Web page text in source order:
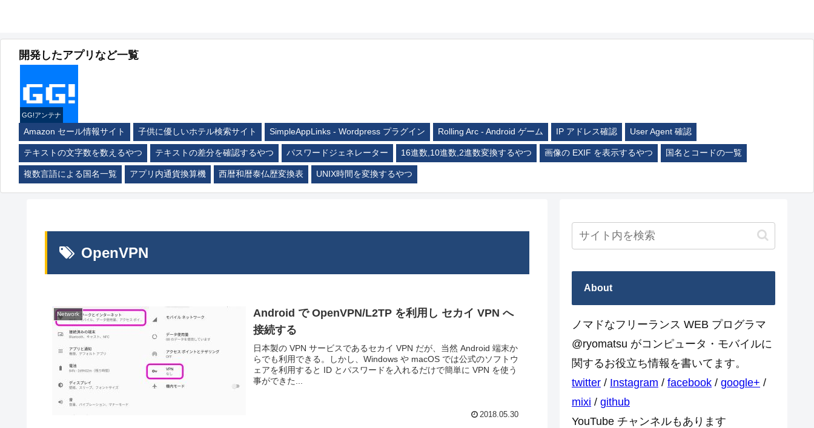
開発したアプリなど一覧
GG!アンテナ
Amazon セール情報サイト 子供に優しいホテル検索サイト SimpleAppLinks - Wordpress プラグイン Rolling Arc - Android ゲーム IP アドレス確認 User Agent 確認
テキストの文字数を数えるやつ テキストの差分を確認するやつ パスワードジェネレーター 16進数,10進数,2進数変換するやつ 画像の EXIF を表示するやつ 国名とコードの一覧
複数言語による国名一覧 アプリ内通貨換算機 西暦和暦泰仏歴変換表 UNIX時間を変換するやつ
OpenVPN
Network
Android で OpenVPN/L2TP を利用し セカイ VPN へ
接続する
日本製の VPN サービスであるセカイ VPN だが、当然 Android 端末か
らでも利用できる。しかし、Windows や macOS では公式のソフトウ
ェアを利用すると ID とパスワードを入れるだけで簡単に VPN を使う
事ができた...
2018.05.30
About
ノマドなフリーランス WEB プログラマ
@ryomatsu がコンピュータ・モバイルに
関するお役立ち情報を書いてます。
twitter / Instagram / facebook / google+ /
mixi / github
YouTube チャンネルもあります